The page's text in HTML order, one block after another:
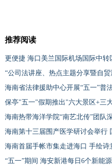
推荐阅读
更便捷 海口美兰国际机场国际中转
海南省法律援助中心开展“五一”普
保亭"五一"假期推出"六大景区+三
海南热带海洋学院“南艺北传”团队
海南第十三届围产医学研讨会举行
海南首届手帐市集走进海口 手绘诗
“五一”期间 海安新港每日6个新能